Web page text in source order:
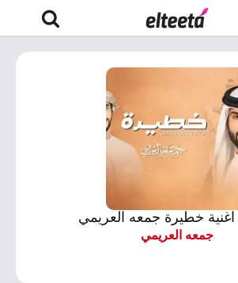
خطيرة جمعه العريمي
جمعه العريمي